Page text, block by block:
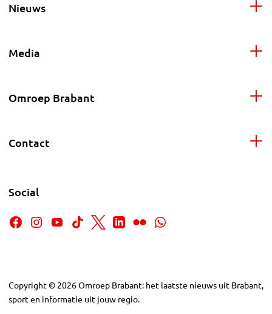
Nieuws
Media
Omroep Brabant
Contact
Social
Copyright © 2026Omroep Brabant: het laatste nieuws uit Brabant,
sport en informatie uit jouw regio.